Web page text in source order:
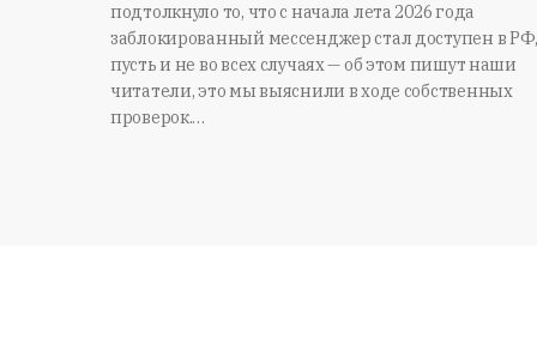
подтолкнуло то, что с начала лета 2026 года
заблокированный мессенджер стал доступен в
пусть и не во всех случаях — об этом пишут наши
читатели, это мы выяснили в ходе собственных
проверок.…